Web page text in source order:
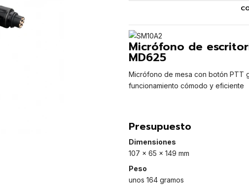
Micrófono de
MD625
Micrófono de mesa con botón PTT
funcionamiento cómodo y eficiente
Presupuesto
Dimensiones
107 x 65 x 149 mm
Peso
unos 164 gramos